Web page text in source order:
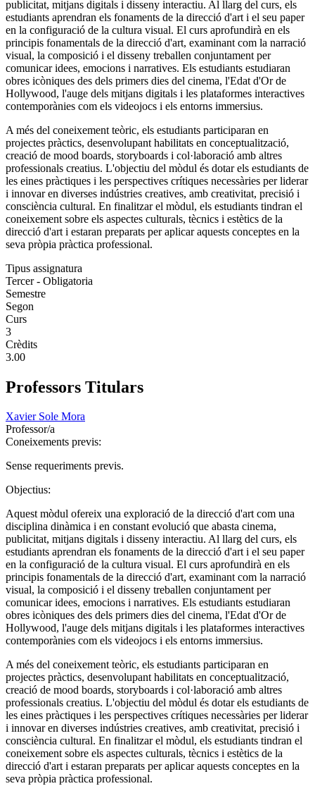
publicitat, mitjans digitals i disseny interactiu. Al llarg del curs, els
estudiants aprendran els fonaments de la direcció d'art i el seu paper
en la configuració de la cultura visual. El curs aprofundirà en els
principis fonamentals de la direcció d'art, examinant com la narració
visual, la composició i el disseny treballen conjuntament per
comunicar idees, emocions i narratives. Els estudiants estudiaran
obres icòniques des dels primers dies del cinema, l'Edat d'Or de
Hollywood, l'auge dels mitjans digitals i les plataformes interactives
contemporànies com els videojocs i els entorns immersius.
A més del coneixement teòric, els estudiants participaran en
projectes pràctics, desenvolupant habilitats en conceptualització,
creació de mood boards, storyboards i col·laboració amb altres
professionals creatius. L'objectiu del mòdul és dotar els estudiants de
les eines pràctiques i les perspectives crítiques necessàries per liderar
i innovar en diverses indústries creatives, amb creativitat, precisió i
consciència cultural. En finalitzar el mòdul, els estudiants tindran el
coneixement sobre els aspectes culturals, tècnics i estètics de la
direcció d'art i estaran preparats per aplicar aquests conceptes en la
seva pròpia pràctica professional.
Tipus assignatura
Tercer - Obligatoria
Semestre
Segon
Curs
3
Crèdits
3.00
Professors Titulars
Xavier Sole Mora
Professor/a
Coneixements previs:
Sense requeriments previs.
Objectius:
Aquest mòdul ofereix una exploració de la direcció d'art com una
disciplina dinàmica i en constant evolució que abasta cinema,
publicitat, mitjans digitals i disseny interactiu. Al llarg del curs, els
estudiants aprendran els fonaments de la direcció d'art i el seu paper
en la configuració de la cultura visual. El curs aprofundirà en els
principis fonamentals de la direcció d'art, examinant com la narració
visual, la composició i el disseny treballen conjuntament per
comunicar idees, emocions i narratives. Els estudiants estudiaran
obres icòniques des dels primers dies del cinema, l'Edat d'Or de
Hollywood, l'auge dels mitjans digitals i les plataformes interactives
contemporànies com els videojocs i els entorns immersius.
A més del coneixement teòric, els estudiants participaran en
projectes pràctics, desenvolupant habilitats en conceptualització,
creació de mood boards, storyboards i col·laboració amb altres
professionals creatius. L'objectiu del mòdul és dotar els estudiants de
les eines pràctiques i les perspectives crítiques necessàries per liderar
i innovar en diverses indústries creatives, amb creativitat, precisió i
consciència cultural. En finalitzar el mòdul, els estudiants tindran el
coneixement sobre els aspectes culturals, tècnics i estètics de la
direcció d'art i estaran preparats per aplicar aquests conceptes en la
seva pròpia pràctica professional.